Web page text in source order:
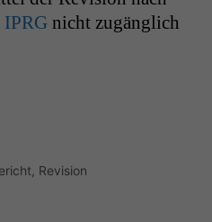
IPRG nicht zugänglich
Revision